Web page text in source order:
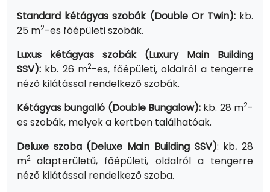
Standard kétágyas szobák (Double Or Twin):kb.
25 m2-es főépületi szobák.
Luxus kétágyas szobák (Luxury Main Building
SSV): kb. 26 m2-es, főépületi, oldalról a tengerre
néző kilátással rendelkező szobák.
Kétágyas bungalló (Double Bungalow): kb. 28 m2-
es szobák, melyek a kertben találhatóak.
Deluxe szoba (Deluxe Main Building SSV): kb. 28
m2alapterületű, főépületi, oldalról a tengerre
néző kilátással rendelkező szoba.